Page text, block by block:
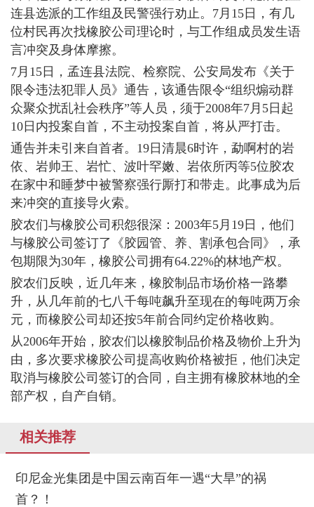
连县选派的工作组及民警强行劝止。7月15日，有几
位村民再次找橡胶公司理论时，与工作组成员发生语
言冲突及身体摩擦。
7月15日，孟连县法院、检察院、公安局发布《关于
限令违法犯罪人员》通告，该通告限令“组织煽动群
众聚众扰乱社会秩序”等人员，须于2008年7月5日起
10日内投案自首，不主动投案自首，将从严打击。
通告并未引来自首者。19日清晨6时许，勐啊村的岩
依、岩帅王、岩忙、波叶罕嫩、岩依所丙等5位胶农
在家中和睡梦中被警察强行厮打和带走。此事成为后
来冲突的直接导火索。
胶农们与橡胶公司积怨很深：2003年5月19日，他们
与橡胶公司签订了《胶园管、养、割承包合同》，承
包期限为30年，橡胶公司拥有64.22%的林地产权。
胶农们反映，近几年来，橡胶制品市场价格一路攀
升，从几年前的七八千每吨飙升至现在的每吨两万余
元，而橡胶公司却还按5年前合同约定价格收购。
从2006年开始，胶农们以橡胶制品价格及物价上升为
由，多次要求橡胶公司提高收购价格被拒，他们决定
取消与橡胶公司签订的合同，自主拥有橡胶林地的全
部产权，自产自销。
相关推荐
印尼金光集团是中国云南百年一遇“大旱”的祸
首？！